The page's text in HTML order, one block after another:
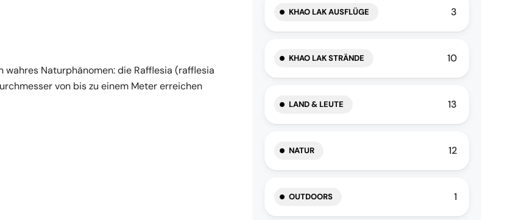
wahres Naturphänomen: die Rafflesia (rafflesia
von bis zu einem Meter erreichen
KHAO LAK AUSFLÜGE 3
KHAO LAK STRÄNDE 10
LAND & LEUTE 13
NATUR 12
OUTDOORS 1